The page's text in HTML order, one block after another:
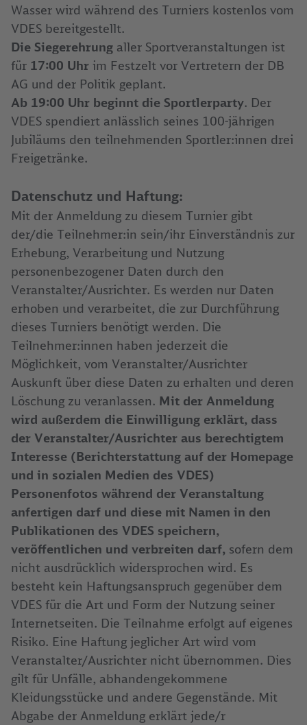
Wasser wird während des Turniers kostenlos vom
VDES bereitgestellt.
Die Siegerehrung aller Sportveranstaltungen ist
für 17:00 Uhr im Festzelt vor Vertretern der DB
AG und der Politik geplant.
Ab 19:00 Uhr beginnt die Sportlerparty. Der
VDES spendiert anlässlich seines 100-jährigen
Jubiläums den teilnehmenden Sportler:innen drei
Freigetränke.
Datenschutz und Haftung:
Mit der Anmeldung zu diesem Turnier gibt
der/die Teilnehmer:in sein/ihr Einverständnis zur
Erhebung, Verarbeitung und Nutzung
personenbezogener Daten durch den
Veranstalter/Ausrichter. Es werden nur Daten
erhoben und verarbeitet, die zur Durchführung
dieses Turniers benötigt werden. Die
Teilnehmer:innen haben jederzeit die
Möglichkeit, vom Veranstalter/Ausrichter
Auskunft über diese Daten zu erhalten und deren
Löschung zu veranlassen. Mit der Anmeldung
wird außerdem die Einwilligung erklärt, dass
der Veranstalter/Ausrichter aus berechtigtem
Interesse (Berichterstattung auf der Homepage
und in sozialen Medien des VDES)
Personenfotos während der Veranstaltung
anfertigen darf und diese mit Namen in den
Publikationen des VDES speichern,
veröffentlichen und verbreiten darf, sofern dem
nicht ausdrücklich widersprochen wird. Es
besteht kein Haftungsanspruch gegenüber dem
VDES für die Art und Form der Nutzung seiner
Internetseiten. Die Teilnahme erfolgt auf eigenes
Risiko. Eine Haftung jeglicher Art wird vom
Veranstalter/Ausrichter nicht übernommen. Dies
gilt für Unfälle, abhandengekommene
Kleidungsstücke und andere Gegenstände. Mit
Abgabe der Anmeldung erklärt jede/r